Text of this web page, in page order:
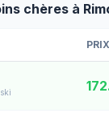
chères à